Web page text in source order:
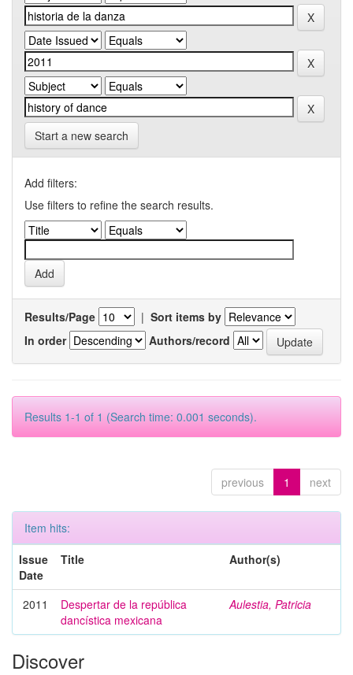
Start a new search
Add filters:
Use filters to refine the search results.
Results/Page | Sort items by
In order
Authors/record
Results 1-1 of 1 (Search time: 0.001 seconds).
previous 1 next
Item hits:
Issue
Date
Title Author(s)
2011
Despertar de la república
dancística mexicana
Aulestia, Patricia
Discover